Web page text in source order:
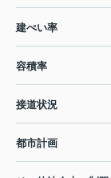
建ぺい率
容積率
接道状況
都市計画